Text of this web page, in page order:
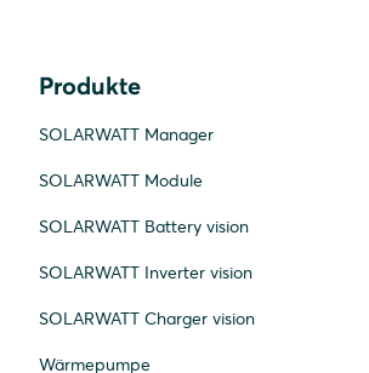
Produkte
SOLARWATT Manager
SOLARWATT Module
SOLARWATT Battery vision
SOLARWATT Inverter vision
SOLARWATT Charger vision
Wärmepumpe